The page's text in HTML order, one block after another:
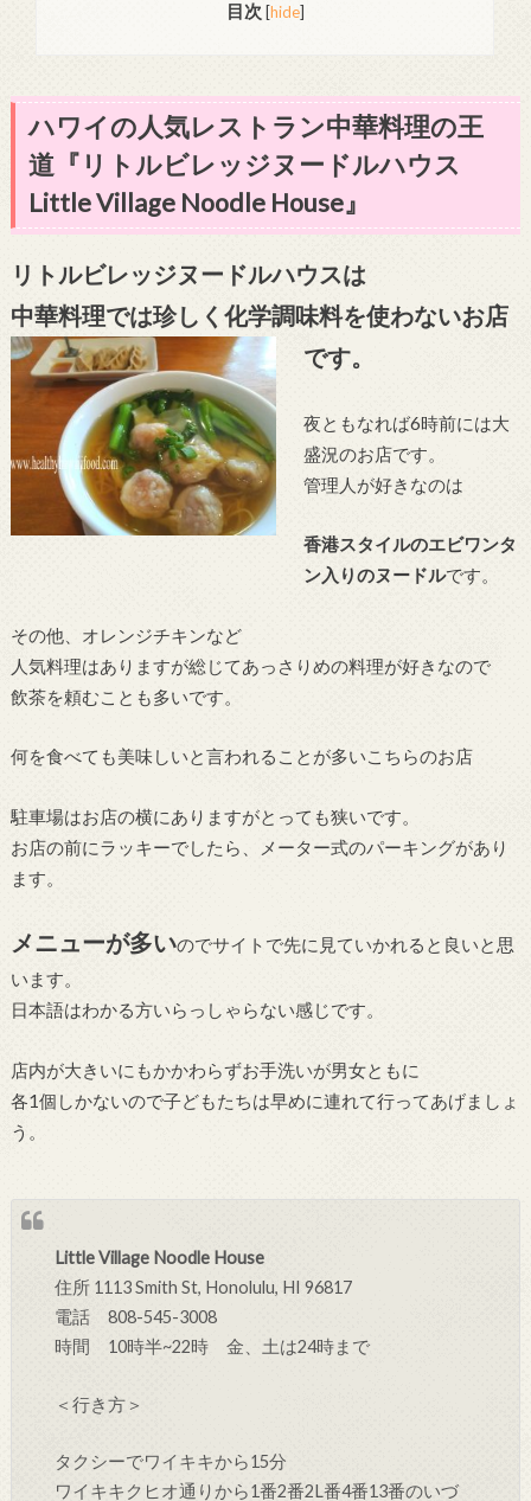
目次 [hide]
ハワイの人気レストラン中華料理の王
道『リトルビレッジヌードルハウス
Little Village Noodle House』
リトルビレッジヌードルハウスは
中華料理では珍しく化学調味料を使わないお店
です。
夜ともなれば6時前には大
盛況のお店です。
管理人が好きなのは
香港スタイルのエビワンタ
ン入りのヌードルです。
その他、オレンジチキンなど
人気料理はありますが総じてあっさりめの料理が好きなので
飲茶を頼むことも多いです。
何を食べても美味しいと言われることが多いこちらのお店
駐車場はお店の横にありますがとっても狭いです。
お店の前にラッキーでしたら、メーター式のパーキングがあり
ます。
メニューが多いのでサイトで先に見ていかれると良いと思
います。
日本語はわかる方いらっしゃらない感じです。
店内が大きいにもかかわらずお手洗いが男女ともに
各1個しかないので子どもたちは早めに連れて行ってあげましょ
う。
Little Village Noodle House
住所 1113 Smith St, Honolulu, HI 96817
電話 808-545-3008
時間 10時半~22時 金、土は24時まで
＜行き方＞
タクシーでワイキキから15分
ワイキキクヒオ通りから1番2番2L番4番13番のいづ